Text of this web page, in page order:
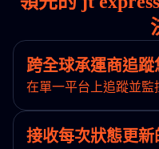
跨全球承運商追
在單一平台上追蹤並
接收每次狀態更新